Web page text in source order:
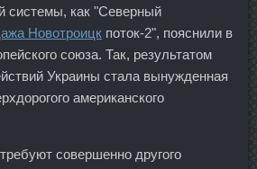
системы, как "Северный
Новотроицк поток-2", пояснили в
союза. Так, результатом
Украины стала вынужденная
американского
совершенно другого